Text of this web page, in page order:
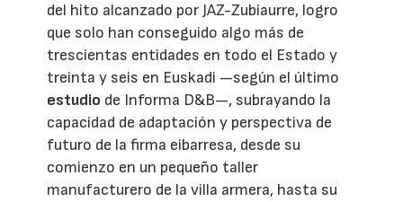
del hito alcanzado por JAZ-Zubiaurre, logro
que solo han conseguido algo más de
trescientas entidades en todo el Estado y
treinta y seis en Euskadi —según el último
estudio de Informa D&B—, subrayando la
capacidad de adaptación y perspectiva de
futuro de la firma eibarresa, desde su
comienzo en un pequeño taller
manufacturero de la villa armera, hasta su